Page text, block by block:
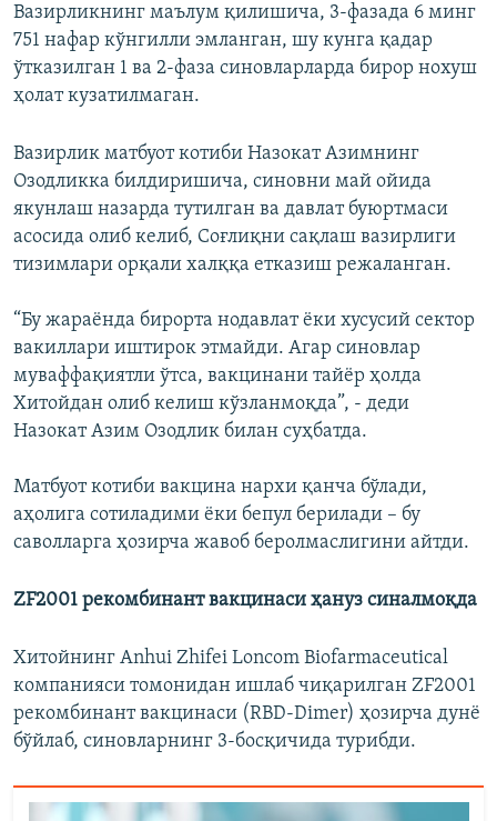
Вазирликнинг маълум қилишича, 3-фазада 6 минг
751 нафар кўнгилли эмланган, шу кунга қадар
ўтказилган 1 ва 2-фаза синовларларда бирор нохуш
ҳолат кузатилмаган.
Вазирлик матбуот котиби Назокат Азимнинг
Озодликка билдиришича, синовни май ойида
якунлаш назарда тутилган ва давлат буюртмаси
асосида олиб келиб, Соғлиқни сақлаш вазирлиги
тизимлари орқали халққа етказиш режаланган.
“Бу жараёнда бирорта нодавлат ёки хусусий сектор
вакиллари иштирок этмайди. Агар синовлар
муваффақиятли ўтса, вакцинани тайёр ҳолда
Хитойдан олиб келиш кўзланмоқда”, - деди
Назокат Азим Озодлик билан суҳбатда.
Матбуот котиби вакцина нархи қанча бўлади,
аҳолига сотиладими ёки бепул берилади – бу
саволларга ҳозирча жавоб беролмаслигини айтди.
ZF2001 рекомбинант вакцинаси ҳануз синалмоқда
Хитойнинг Anhui Zhifei Loncom Biofarmaceutical
компанияси томонидан ишлаб чиқарилган ZF2001
рекомбинант вакцинаси (RBD-Dimer) ҳозирча дунё
бўйлаб, синовларнинг 3-босқичида турибди.